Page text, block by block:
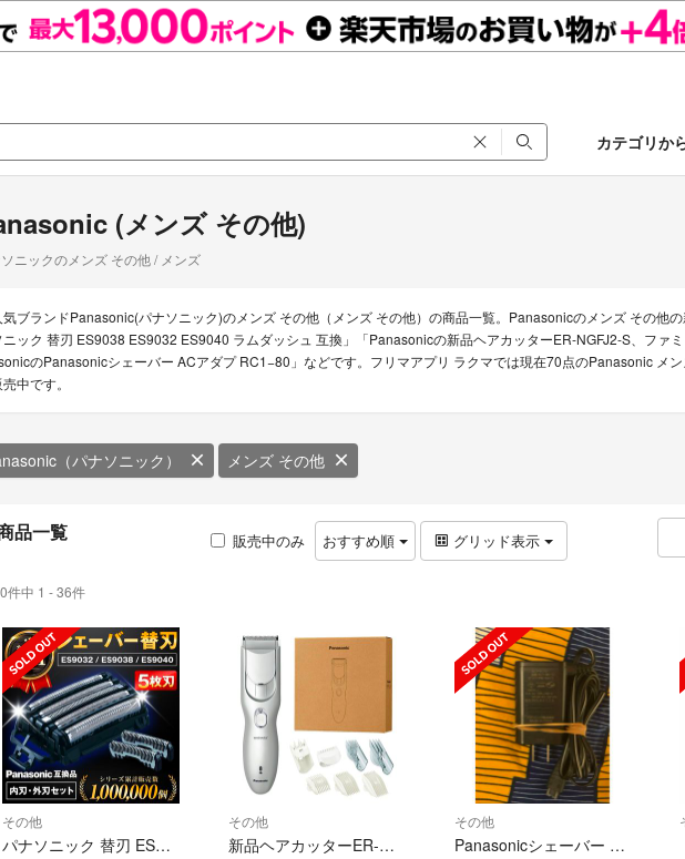
カテゴリか
(メンズ その他)
ニックのメンズ その他 / メンズ
気ブランドPanasonic(パナソニック)のメンズ その他（メンズ その他）の商品一覧。Panasonicのメンズ その他
ニック 替刃 ES9038 ES9032 ES9040 ラムダッシュ 互換」「Panasonicの新品ヘアカッターER-NGFJ2-S、ファ
のPanasonicシェーバー ACアダプ RC1−80」などです。フリマアプリ ラクマでは現在70点のPanasonic メ
中です。
（パナソニック） メンズ その他
品一覧 販売中のみ おすすめ順 グリッド表示
件中 1 - 36件
その他
パナソニック 替刃 ES9038 ES9032 ES9040 ラムダッシュ 互換
その他
新品ヘアカッターER-NGFJ2-S、ファミリータイプ充電交流式
その他
Panasonicシェーバー ACアダプ RC1−80